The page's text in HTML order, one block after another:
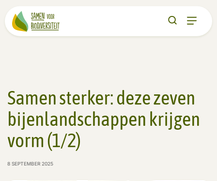
Samen sterker: deze zeven
bijenlandschappen krijgen
vorm (1/2)
8 SEPTEMBER 2025